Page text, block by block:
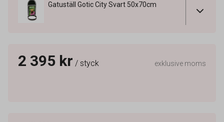
Gatuställ Gotic City Svart 50x70cm
2 395 kr / styck exklusive moms